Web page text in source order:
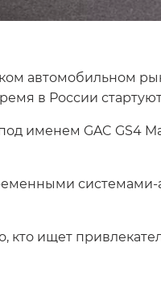
автомобильном
в России
именем GAC GS4
системами-
кто ищет